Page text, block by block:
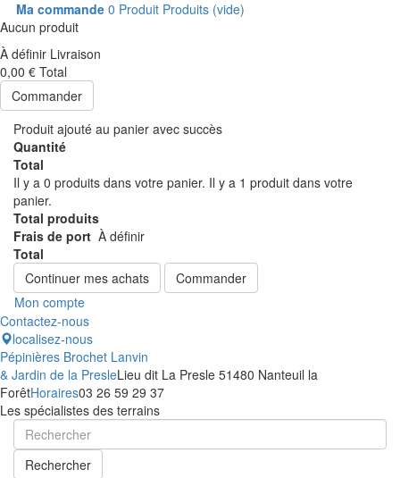
Ma commande 0 Produit Produits (vide)
Aucun produit
À définir Livraison
0,00 € Total
Commander
Produit ajouté au panier avec succès
Quantité
Total
Il y a 0 produits dans votre panier. Il y a 1 produit dans votre
panier.
Total produits
Frais de port À définir
Total
Continuer mes achats
Commander
Mon compte
Contactez-nous
localisez-nous
Pépinières Brochet Lanvin
& Jardin de la PresleLieu dit La Presle 51480 Nanteuil la
ForêtHoraires03 26 59 29 37
Les spécialistes des terrains
Rechercher